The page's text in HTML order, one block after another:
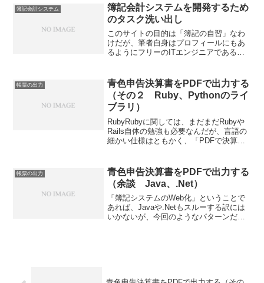
うライブラ...
簿記会計システム
簿記会計システムを開発するため
のタスク洗い出し
このサイトの目的は「簿記の自習」なわ
けだが、筆者自身はプロフィールにもあ
るようにフリーのITエンジニアである。
テム的な観点の文章を付け加えていた。
が、折角「ITエンジニ...
帳票の出力
青色申告決算書をPDFで出力する
（その２ Ruby、Pythonのライ
ブラリ）
RubyRubyに関しては、まだまだRubyや
Rails自体の勉強も必要なんだが、言語の
細かい仕様はともかく、「PDFで決算書
公式サイト：最新バージョンはv2.1....
帳票の出力
青色申告決算書をPDFで出力する
（余談 Java、.Net）
「簿記システムのWeb化」ということで
あれば、Javaや.Netもスルーする訳には
いかないが、今回のようなパターンだと